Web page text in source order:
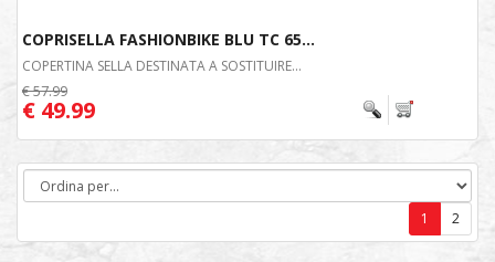
COPRISELLA FASHIONBIKE BLU TC 65...
COPERTINA SELLA DESTINATA A SOSTITUIRE...
€ 57.99
€ 49.99
1 2